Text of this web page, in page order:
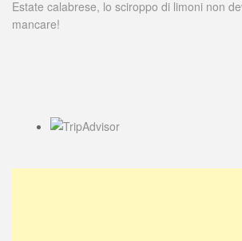
Estate calabrese, lo sciroppo di limoni non
mancare!